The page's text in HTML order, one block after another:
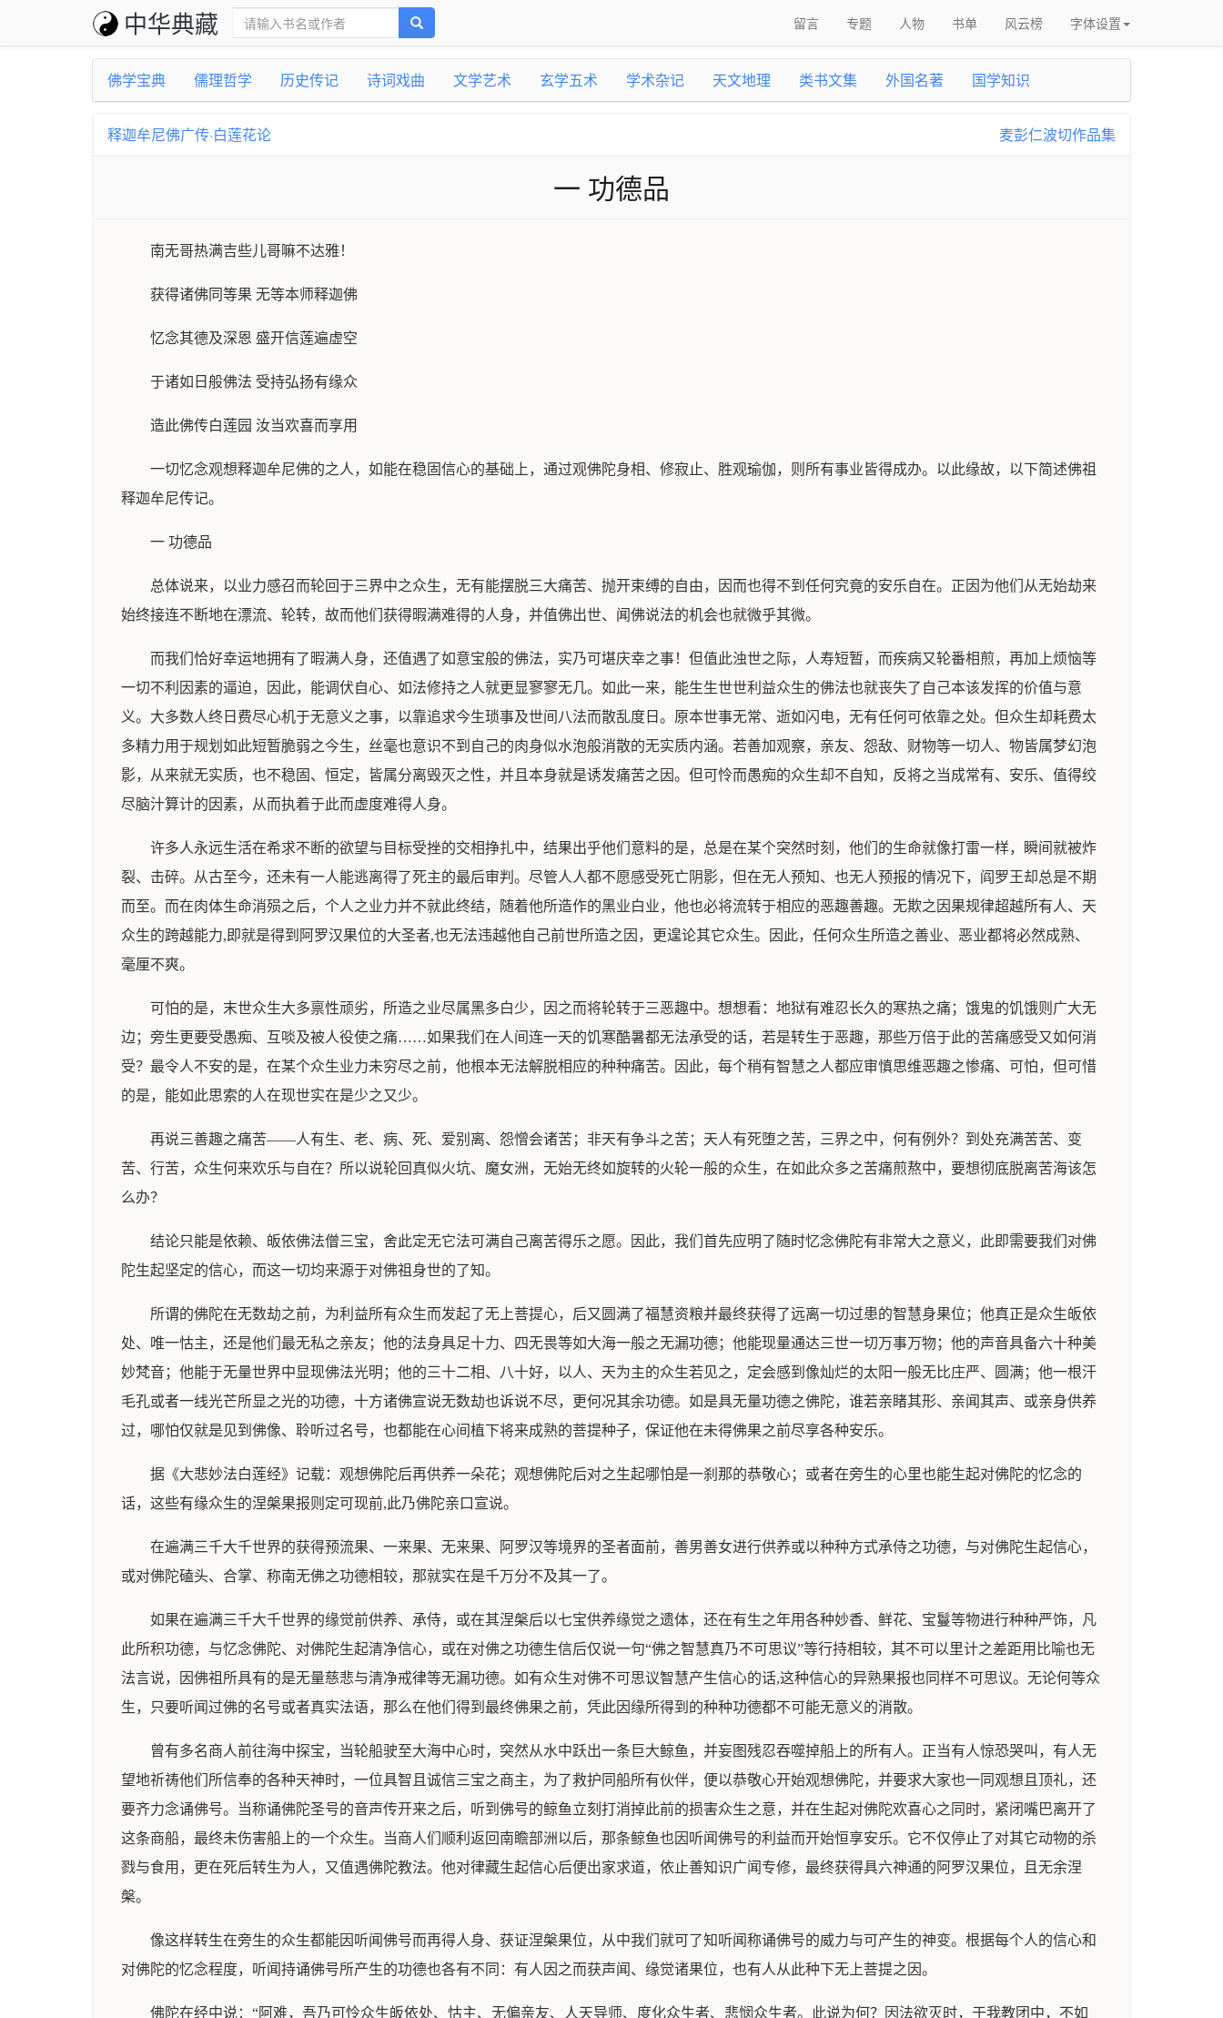
中华典藏 留言 专题 人物 书单 风云榜 字体设置
佛学宝典 儒理哲学 历史传记 诗词戏曲 文学艺术 玄学五术 学术杂记 天文地理 类书文集 外国名著 国学知识
释迦牟尼佛广传·白莲花论 麦彭仁波切作品集
一 功德品
南无哥热满吉些儿哥嘛不达雅！
获得诸佛同等果 无等本师释迦佛
忆念其德及深恩 盛开信莲遍虚空
于诸如日般佛法 受持弘扬有缘众
造此佛传白莲园 汝当欢喜而享用
一切忆念观想释迦牟尼佛的之人，如能在稳固信心的基础上，通过观佛陀身相、修寂止、胜观瑜伽，则所有事业皆得成办。以此缘故，以下简述佛祖
释迦牟尼传记。
一 功德品
总体说来，以业力感召而轮回于三界中之众生，无有能摆脱三大痛苦、抛开束缚的自由，因而也得不到任何究竟的安乐自在。正因为他们从无始劫来
始终接连不断地在漂流、轮转，故而他们获得暇满难得的人身，并值佛出世、闻佛说法的机会也就微乎其微。
而我们恰好幸运地拥有了暇满人身，还值遇了如意宝般的佛法，实乃可堪庆幸之事！但值此浊世之际，人寿短暂，而疾病又轮番相煎，再加上烦恼等
一切不利因素的逼迫，因此，能调伏自心、如法修持之人就更显寥寥无几。如此一来，能生生世世利益众生的佛法也就丧失了自己本该发挥的价值与意
义。大多数人终日费尽心机于无意义之事，以靠追求今生琐事及世间八法而散乱度日。原本世事无常、逝如闪电，无有任何可依靠之处。但众生却耗费太
多精力用于规划如此短暂脆弱之今生，丝毫也意识不到自己的肉身似水泡般消散的无实质内涵。若善加观察，亲友、怨敌、财物等一切人、物皆属梦幻泡
影，从来就无实质，也不稳固、恒定，皆属分离毁灭之性，并且本身就是诱发痛苦之因。但可怜而愚痴的众生却不自知，反将之当成常有、安乐、值得绞
尽脑汁算计的因素，从而执着于此而虚度难得人身。
许多人永远生活在希求不断的欲望与目标受挫的交相挣扎中，结果出乎他们意料的是，总是在某个突然时刻，他们的生命就像打雷一样，瞬间就被炸
裂、击碎。从古至今，还未有一人能逃离得了死主的最后审判。尽管人人都不愿感受死亡阴影，但在无人预知、也无人预报的情况下，阎罗王却总是不期
而至。而在肉体生命消殒之后，个人之业力并不就此终结，随着他所造作的黑业白业，他也必将流转于相应的恶趣善趣。无欺之因果规律超越所有人、天
众生的跨越能力,即就是得到阿罗汉果位的大圣者,也无法违越他自己前世所造之因，更遑论其它众生。因此，任何众生所造之善业、恶业都将必然成熟、
毫厘不爽。
可怕的是，末世众生大多禀性顽劣，所造之业尽属黑多白少，因之而将轮转于三恶趣中。想想看：地狱有难忍长久的寒热之痛；饿鬼的饥饿则广大无
边；旁生更要受愚痴、互啖及被人役使之痛……如果我们在人间连一天的饥寒酷暑都无法承受的话，若是转生于恶趣，那些万倍于此的苦痛感受又如何消
受？最令人不安的是，在某个众生业力未穷尽之前，他根本无法解脱相应的种种痛苦。因此，每个稍有智慧之人都应审慎思维恶趣之惨痛、可怕，但可惜
的是，能如此思索的人在现世实在是少之又少。
再说三善趣之痛苦——人有生、老、病、死、爱别离、怨憎会诸苦；非天有争斗之苦；天人有死堕之苦，三界之中，何有例外？到处充满苦苦、变
苦、行苦，众生何来欢乐与自在？所以说轮回真似火坑、魔女洲，无始无终如旋转的火轮一般的众生，在如此众多之苦痛煎熬中，要想彻底脱离苦海该怎
么办？
结论只能是依赖、皈依佛法僧三宝，舍此定无它法可满自己离苦得乐之愿。因此，我们首先应明了随时忆念佛陀有非常大之意义，此即需要我们对佛
陀生起坚定的信心，而这一切均来源于对佛祖身世的了知。
所谓的佛陀在无数劫之前，为利益所有众生而发起了无上菩提心，后又圆满了福慧资粮并最终获得了远离一切过患的智慧身果位；他真正是众生皈依
处、唯一怙主，还是他们最无私之亲友；他的法身具足十力、四无畏等如大海一般之无漏功德；他能现量通达三世一切万事万物；他的声音具备六十种美
妙梵音；他能于无量世界中显现佛法光明；他的三十二相、八十好，以人、天为主的众生若见之，定会感到像灿烂的太阳一般无比庄严、圆满；他一根汗
毛孔或者一线光芒所显之光的功德，十方诸佛宣说无数劫也诉说不尽，更何况其余功德。如是具无量功德之佛陀，谁若亲睹其形、亲闻其声、或亲身供养
过，哪怕仅就是见到佛像、聆听过名号，也都能在心间植下将来成熟的菩提种子，保证他在未得佛果之前尽享各种安乐。
据《大悲妙法白莲经》记载：观想佛陀后再供养一朵花；观想佛陀后对之生起哪怕是一刹那的恭敬心；或者在旁生的心里也能生起对佛陀的忆念的
话，这些有缘众生的涅槃果报则定可现前,此乃佛陀亲口宣说。
在遍满三千大千世界的获得预流果、一来果、无来果、阿罗汉等境界的圣者面前，善男善女进行供养或以种种方式承侍之功德，与对佛陀生起信心，
或对佛陀磕头、合掌、称南无佛之功德相较，那就实在是千万分不及其一了。
如果在遍满三千大千世界的缘觉前供养、承侍，或在其涅槃后以七宝供养缘觉之遗体，还在有生之年用各种妙香、鲜花、宝鬘等物进行种种严饰，凡
此所积功德，与忆念佛陀、对佛陀生起清净信心，或在对佛之功德生信后仅说一句“佛之智慧真乃不可思议”等行持相较，其不可以里计之差距用比喻也无
法言说，因佛祖所具有的是无量慈悲与清净戒律等无漏功德。如有众生对佛不可思议智慧产生信心的话,这种信心的异熟果报也同样不可思议。无论何等众
生，只要听闻过佛的名号或者真实法语，那么在他们得到最终佛果之前，凭此因缘所得到的种种功德都不可能无意义的消散。
曾有多名商人前往海中探宝，当轮船驶至大海中心时，突然从水中跃出一条巨大鲸鱼，并妄图残忍吞噬掉船上的所有人。正当有人惊恐哭叫，有人无
望地祈祷他们所信奉的各种天神时，一位具智且诚信三宝之商主，为了救护同船所有伙伴，便以恭敬心开始观想佛陀，并要求大家也一同观想且顶礼，还
要齐力念诵佛号。当称诵佛陀圣号的音声传开来之后，听到佛号的鲸鱼立刻打消掉此前的损害众生之意，并在生起对佛陀欢喜心之同时，紧闭嘴巴离开了
这条商船，最终未伤害船上的一个众生。当商人们顺利返回南瞻部洲以后，那条鲸鱼也因听闻佛号的利益而开始恒享安乐。它不仅停止了对其它动物的杀
戮与食用，更在死后转生为人，又值遇佛陀教法。他对律藏生起信心后便出家求道，依止善知识广闻专修，最终获得具六神通的阿罗汉果位，且无余涅
槃。
像这样转生在旁生的众生都能因听闻佛号而再得人身、获证涅槃果位，从中我们就可了知听闻称诵佛号的威力与可产生的神变。根据每个人的信心和
对佛陀的忆念程度，听闻持诵佛号所产生的功德也各有不同：有人因之而获声闻、缘觉诸果位，也有人从此种下无上菩提之因。
佛陀在经中说：“阿难，吾乃可怜众生皈依处、怙主、无偏亲友、人天导师、度化众生者、悲悯众生者。此说为何？因法欲灭时，于我教团中，不如